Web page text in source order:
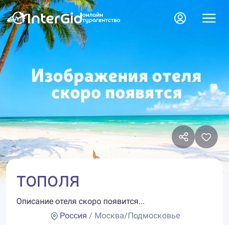
ТОПОЛЯ
Описание отеля скоро появится...
Россия / Москва/Подмосковье